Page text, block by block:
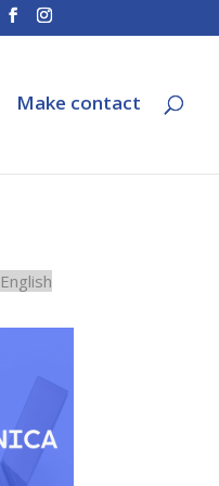
Make contact
English